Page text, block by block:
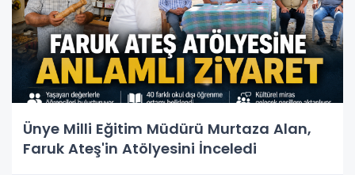
Ünye Milli Eğitim Müdürü Murtaza Alan,
Faruk Ateş'in Atölyesini İnceledi